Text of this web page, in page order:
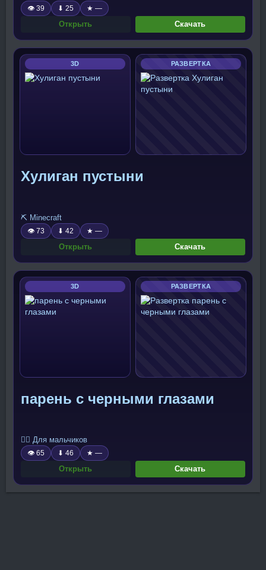
👁 39 ⬇ 25 ★ —
Открыть Скачать
3D РАЗВЕРТКА
Хулиган пустыни
⛏️ Minecraft
👁 73 ⬇ 42 ★ —
Открыть Скачать
3D РАЗВЕРТКА
парень с черными глазами
🧍‍♂️ Для мальчиков
👁 65 ⬇ 46 ★ —
Открыть Скачать